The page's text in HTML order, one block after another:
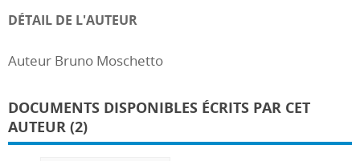
DÉTAIL DE L'AUTEUR
Auteur Bruno Moschetto
DOCUMENTS DISPONIBLES ÉCRITS PAR CET
AUTEUR (2)